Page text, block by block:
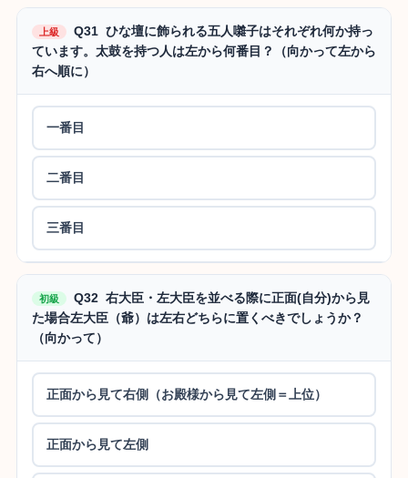
上級
Q31 ひな壇に飾られる五人囃子はそれぞれ何か持っ
ています。太鼓を持つ人は左から何番目？（向かって左から
右へ順に）
一番目
二番目
三番目
初級
Q32 右大臣・左大臣を並べる際に正面(自分)から見
た場合左大臣（爺）は左右どちらに置くべきでしょうか？
（向かって）
正面から見て右側（お殿様から見て左側＝上位）
正面から見て左側